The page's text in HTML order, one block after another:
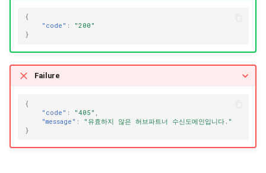
{
"code" :
"200"
}
Failure
{
"code" : "405"
"message" :
"유효하지 않은 허브파트너 수신도메인입니다."
}